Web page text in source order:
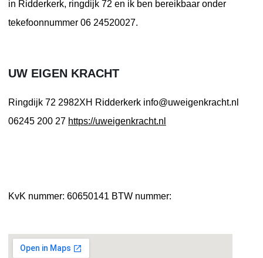
in Ridderkerk, ringdijk 72 en ik ben bereikbaar onder
tekefoonnummer 06 24520027.
UW EIGEN KRACHT
Ringdijk 72 2982XH Ridderkerk info@uweigenkracht.nl
06245 200 27 https://uweigenkracht.nl
KvK nummer: 60650141 BTW nummer: